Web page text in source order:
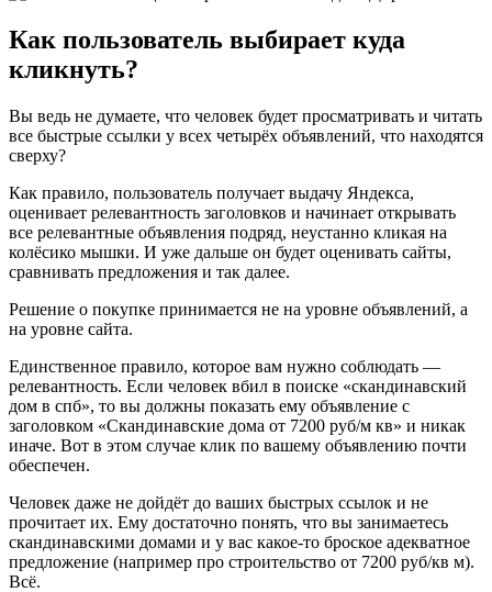
Как пользователь выбирает куда
кликнуть?
Вы ведь не думаете, что человек будет просматривать и читать
все быстрые ссылки у всех четырёх объявлений, что находятся
сверху?
Как правило, пользователь получает выдачу Яндекса,
оценивает релевантность заголовков и начинает открывать
все релевантные объявления подряд, неустанно кликая на
колёсико мышки. И уже дальше он будет оценивать сайты,
сравнивать предложения и так далее.
Решение о покупке принимается не на уровне объявлений, а
на уровне сайта.
Единственное правило, которое вам нужно соблюдать —
релевантность. Если человек вбил в поиске «скандинавский
дом в спб», то вы должны показать ему объявление с
заголовком «Скандинавские дома от 7200 руб/м кв» и никак
иначе. Вот в этом случае клик по вашему объявлению почти
обеспечен.
Человек даже не дойдёт до ваших быстрых ссылок и не
прочитает их. Ему достаточно понять, что вы занимаетесь
скандинавскими домами и у вас какое-то броское адекватное
предложение (например про строительство от 7200 руб/кв м).
Всё.